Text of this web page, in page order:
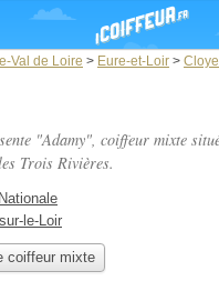
Val de Loire > Eure-et-Loir >
"Adamy", coiffeur mixte
Trois Rivières.
le-Loir
coiffeur mixte